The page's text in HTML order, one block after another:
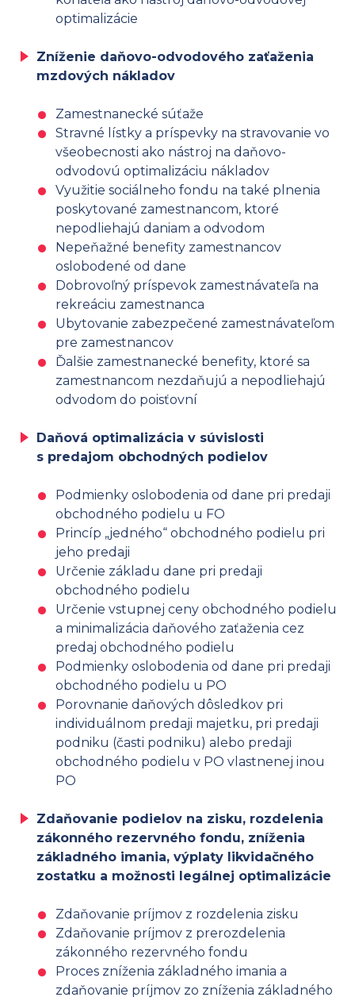
optimalizácie
Zníženie daňovo-odvodového zaťaženia
mzdových nákladov
Zamestnanecké súťaže
Stravné lístky a príspevky na stravovanie vo
všeobecnosti ako nástroj na daňovo-
odvodovú optimalizáciu nákladov
Využitie sociálneho fondu na také plnenia
poskytované zamestnancom, ktoré
nepodliehajú daniam a odvodom
Nepeňažné benefity zamestnancov
oslobodené od dane
Dobrovoľný príspevok zamestnávateľa na
rekreáciu zamestnanca
Ubytovanie zabezpečené zamestnávateľom
pre zamestnancov
Ďalšie zamestnanecké benefity, ktoré sa
zamestnancom nezdaňujú a nepodliehajú
odvodom do poisťovní
Daňová optimalizácia v súvislosti
s predajom obchodných podielov
Podmienky oslobodenia od dane pri predaji
obchodného podielu u FO
Princíp „jedného“ obchodného podielu pri
jeho predaji
Určenie základu dane pri predaji
obchodného podielu
Určenie vstupnej ceny obchodného podielu
a minimalizácia daňového zaťaženia cez
predaj obchodného podielu
Podmienky oslobodenia od dane pri predaji
obchodného podielu u PO
Porovnanie daňových dôsledkov pri
individuálnom predaji majetku, pri predaji
podniku (časti podniku) alebo predaji
obchodného podielu v PO vlastnenej inou
PO
Zdaňovanie podielov na zisku, rozdelenia
zákonného rezervného fondu, zníženia
základného imania, výplaty likvidačného
zostatku a možnosti legálnej optimalizácie
Zdaňovanie príjmov z rozdelenia zisku
Zdaňovanie príjmov z prerozdelenia
zákonného rezervného fondu
Proces zníženia základného imania a
zdaňovanie príjmov zo zníženia základného